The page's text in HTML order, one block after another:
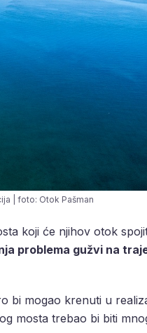
| foto: Otok Pašman
koji će njihov otok
problema gužvi na
bi mogao krenuti u
mosta trebao bi biti